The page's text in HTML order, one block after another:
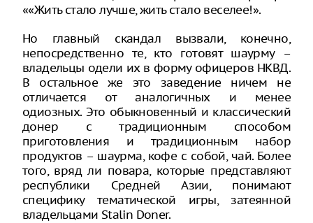
««Жить стало лучше, жить стало веселее!».
Но главный скандал вызвали, конечно,
непосредственно те, кто готовят шаурму –
владельцы одели их в форму офицеров НКВД.
В остальное же это заведение ничем не
отличается от аналогичных и менее
одиозных. Это обыкновенный и классический
донер с традиционным способом
приготовления и традиционным набор
продуктов – шаурма, кофе с собой, чай. Более
того, вряд ли повара, которые представляют
республики Средней Азии, понимают
специфику тематической игры, затеянной
владельцами Stalin Doner.